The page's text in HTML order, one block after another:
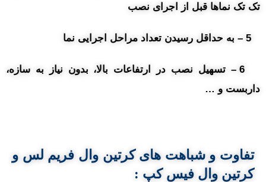
تک تک نماها قبل از اجرای نصب
6 – تسهیل نصب در ارتفاعات بالا، بدون نیاز به سازه،
داربست و …
تفاوت و شباهت های کرتین وال فریم لس و
کرتین وال فیس کپ :